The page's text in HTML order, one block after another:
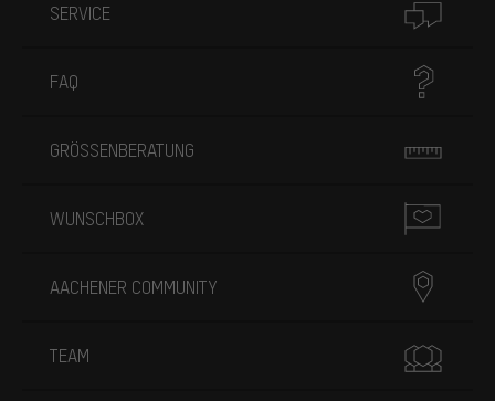
SERVICE
FAQ
GRÖSSENBERATUNG
WUNSCHBOX
AACHENER COMMUNITY
TEAM